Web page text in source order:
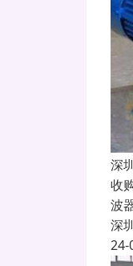
深
收
波
深
24-